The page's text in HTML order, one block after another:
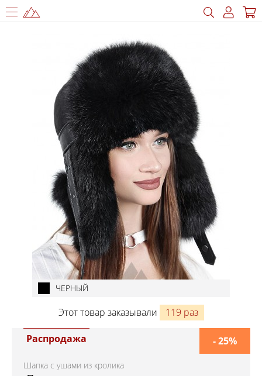
ЧЕРНЫЙ
Этот товар заказывали 119 раз
Распродажа
Шапка с ушами из кролика
- 25%